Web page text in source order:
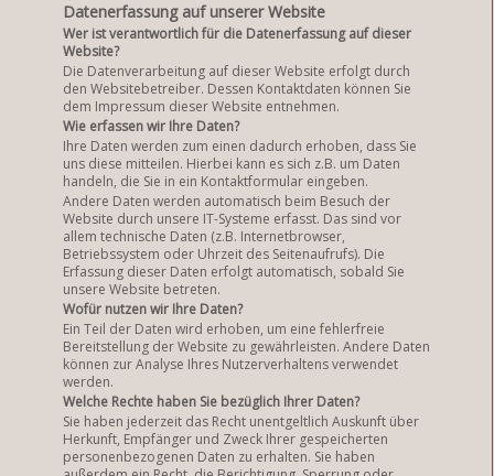
Datenerfassung auf unserer Website
Wer ist verantwortlich für die Datenerfassung auf dieser
Website?
Die Datenverarbeitung auf dieser Website erfolgt durch
den Websitebetreiber. Dessen Kontaktdaten können Sie
dem Impressum dieser Website entnehmen.
Wie erfassen wir Ihre Daten?
Ihre Daten werden zum einen dadurch erhoben, dass Sie
uns diese mitteilen. Hierbei kann es sich z.B. um Daten
handeln, die Sie in ein Kontaktformular eingeben.
Andere Daten werden automatisch beim Besuch der
Website durch unsere IT-Systeme erfasst. Das sind vor
allem technische Daten (z.B. Internetbrowser,
Betriebssystem oder Uhrzeit des Seitenaufrufs). Die
Erfassung dieser Daten erfolgt automatisch, sobald Sie
unsere Website betreten.
Wofür nutzen wir Ihre Daten?
Ein Teil der Daten wird erhoben, um eine fehlerfreie
Bereitstellung der Website zu gewährleisten. Andere Daten
können zur Analyse Ihres Nutzerverhaltens verwendet
werden.
Welche Rechte haben Sie bezüglich Ihrer Daten?
Sie haben jederzeit das Recht unentgeltlich Auskunft über
Herkunft, Empfänger und Zweck Ihrer gespeicherten
personenbezogenen Daten zu erhalten. Sie haben